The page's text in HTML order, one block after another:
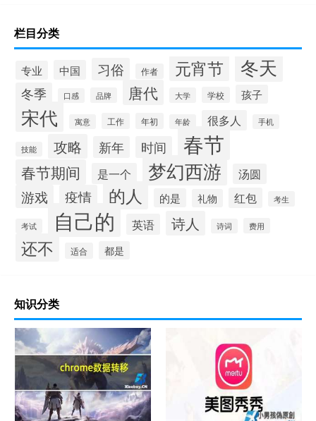
栏目分类
专业 中国 习俗 作者 元宵节 冬天
冬季 口感 品牌 唐代 大学 学校 孩子
宋代 寓意 工作 年初 年龄 很多人 手机
技能 攻略 新年 时间 春节
春节期间 是一个 梦幻西游 汤圆
游戏 疫情 的人 的是 礼物 红包 考生
考试 自己的 英语 诗人 诗词 费用
还不 适合 都是
知识分类